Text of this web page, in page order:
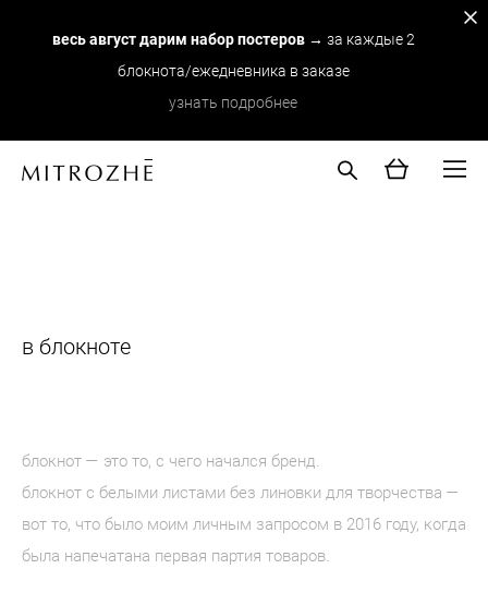
весь август дарим набор постеров→ за каждые 2
блокнота/ежедневника в заказе
узнать подробнее
в блокноте
блокнот — это то, с чего начался бренд.
блокнот с белыми листами без линовки для творчества —
вот то, что было моим личным запросом в 2016 году, когда
была напечатана первая партия товаров.